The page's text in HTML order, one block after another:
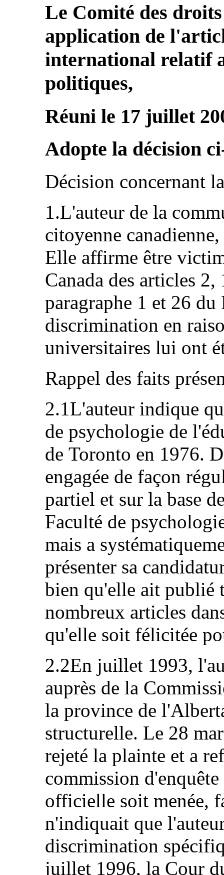
Le Comité des
application de
international relatif
politiques,
Réuni le 17 juillet
Adopte la décision
Décision concernant
1.L'auteur de la
citoyenne
Elle affirme être
Canada des articles
paragraphe 1 et 26 du
discrimination en
universitaires lui ont
Rappel des faits
2.1L'auteur indique
de psychologie de
de Toronto en 1976.
engagée de façon
partiel et sur la base
Faculté de
mais a
présenter sa
bien qu'elle ait publié
nombreux articles
qu'elle soit félicitée
2.2En juillet 1993,
auprès de la
la province de
structurelle. Le 28
rejeté la plainte et a
commission
officielle soit menée,
n'indiquait que
discrimination
juillet 1996, la Cour